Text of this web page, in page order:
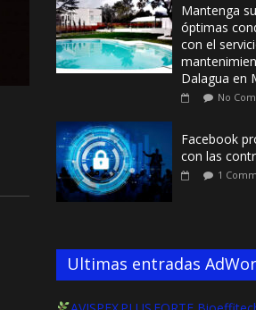
Mantenga
óptimas
con el
Dalagua en
No
Facebook
con las
1
Ultimas entradas